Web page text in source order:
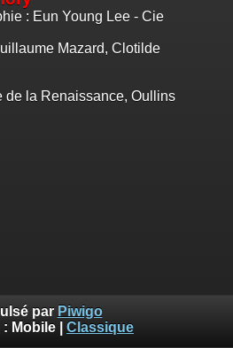
: Eun Young Lee - Cie
Mazard, Clotilde
de la Renaissance, Oullins
par Piwigo
: Mobile Classique